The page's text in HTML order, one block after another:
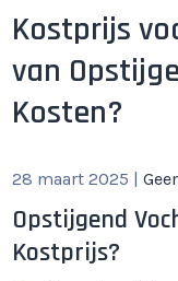
Kostprijs
van
Kosten?
28 maart 2025 |
Opstijgend
Kostprijs?